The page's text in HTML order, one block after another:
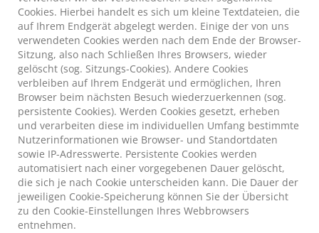
Cookies. Hierbei handelt es sich um kleine Textdateien, die
auf Ihrem Endgerät abgelegt werden. Einige der von uns
verwendeten Cookies werden nach dem Ende der Browser-
Sitzung, also nach Schließen Ihres Browsers, wieder
gelöscht (sog. Sitzungs-Cookies). Andere Cookies
verbleiben auf Ihrem Endgerät und ermöglichen, Ihren
Browser beim nächsten Besuch wiederzuerkennen (sog.
persistente Cookies). Werden Cookies gesetzt, erheben
und verarbeiten diese im individuellen Umfang bestimmte
Nutzerinformationen wie Browser- und Standortdaten
sowie IP-Adresswerte. Persistente Cookies werden
automatisiert nach einer vorgegebenen Dauer gelöscht,
die sich je nach Cookie unterscheiden kann. Die Dauer der
jeweiligen Cookie-Speicherung können Sie der Übersicht
zu den Cookie-Einstellungen Ihres Webbrowsers
entnehmen.